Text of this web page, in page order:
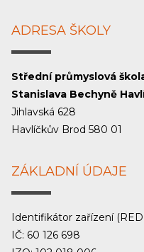
ADRESA ŠKOLY
Střední průmyslová
Stanislava Bechyně
Jihlavská 628
Havlíčkův Brod 580 01
ZÁKLADNÍ ÚDAJE
Identifikátor zařízení
IČ: 60 126 698